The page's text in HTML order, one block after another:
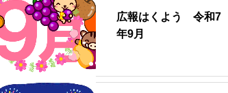
広報はくよう 令和7
年9月